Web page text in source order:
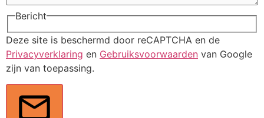
Bericht
Deze site is beschermd door reCAPTCHA en de
Privacyverklaring en Gebruiksvoorwaarden van Google
zijn van toepassing.